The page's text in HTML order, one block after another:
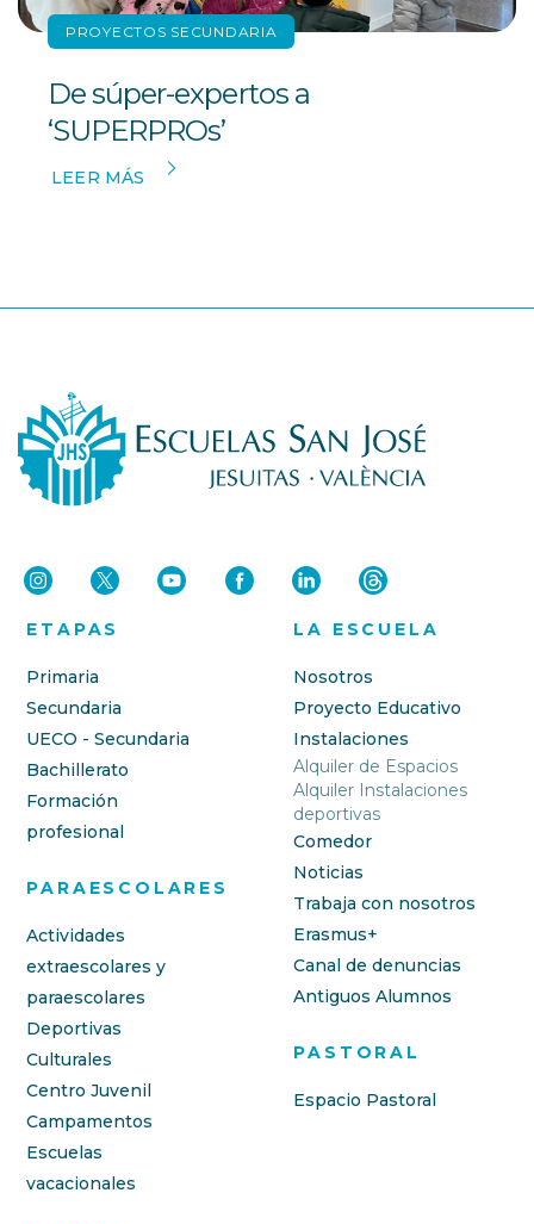
PROYECTOS SECUNDARIA
De súper-expertos a
‘SUPERPROs’
LEER MÁS
ETAPAS
Primaria
Secundaria
UECO - Secundaria
Bachillerato
Formación
profesional
PARAESCOLARES
Actividades
extraescolares y
paraescolares
Deportivas
Culturales
Centro Juvenil
Campamentos
Escuelas
vacacionales
LA ESCUELA
Nosotros
Proyecto Educativo
Instalaciones
Alquiler de Espacios
Alquiler Instalaciones
deportivas
Comedor
Noticias
Trabaja con nosotros
Erasmus+
Canal de denuncias
Antiguos Alumnos
PASTORAL
Espacio Pastoral